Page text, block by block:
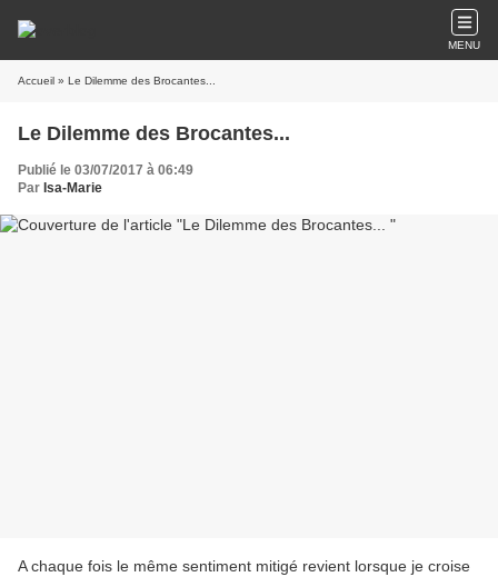
MENU
Accueil » Le Dilemme des Brocantes...
Le Dilemme des Brocantes...
Publié le 03/07/2017 à 06:49
Par Isa-Marie
A chaque fois le même sentiment mitigé revient lorsque je croise